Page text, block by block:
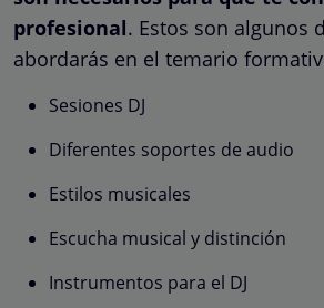
profesional. Estos son algunos
abordarás en el temario
Sesiones DJ
Diferentes soportes de audio
Estilos musicales
Escucha musical y distinción
Instrumentos para el DJ